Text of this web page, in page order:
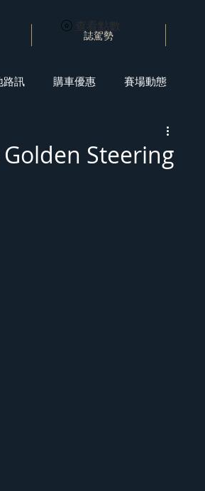
誌駕勢
查看點數
路訊 購車優惠 賽場動態
Steering